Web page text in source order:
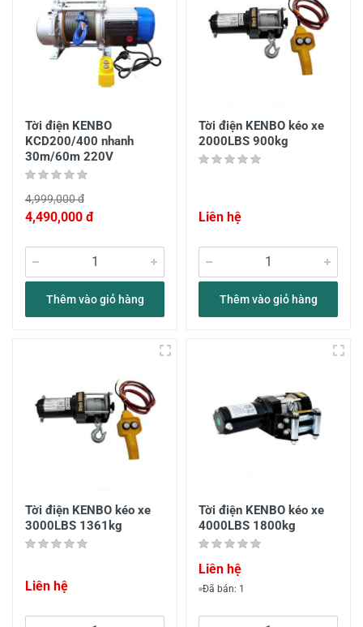
Tời điện KENBO
KCD200/400 nhanh
30m/60m 220V
4,999,000 đ
4,490,000 đ
Thêm vào giỏ hàng
Tời điện KENBO kéo xe
2000LBS 900kg
Liên hệ
Thêm vào giỏ hàng
Tời điện KENBO kéo xe
3000LBS 1361kg
Liên hệ
Tời điện KENBO kéo xe
4000LBS 1800kg
Liên hệ
Đã bán: 1